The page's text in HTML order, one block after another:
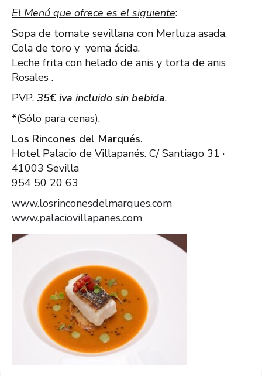
El Menú que ofrece es el siguiente:
Sopa de tomate sevillana con Merluza asada.
Cola de toro y yema ácida.
Leche frita con helado de anis y torta de anis
Rosales .
PVP. 35€ iva incluido sin bebida.
*(Sólo para cenas).
Los Rincones del Marqués.
Hotel Palacio de Villapanés. C/ Santiago 31 ·
41003 Sevilla
954 50 20 63
www.losrinconesdelmarques.com
www.palaciovillapanes.com